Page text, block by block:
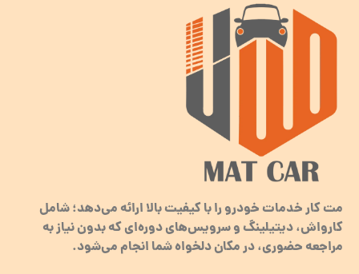
مت کار خدمات خودرو را با کیفیت بالا ارائه می‌دهد؛ شامل
کارواش، دیتیلینگ و سرویس‌های دوره‌ای که بدون نیاز به
مراجعه حضوری، در مکان دلخواه شما انجام می‌شود.